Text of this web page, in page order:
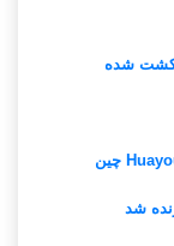
شد